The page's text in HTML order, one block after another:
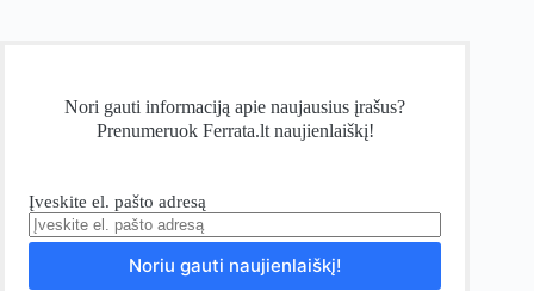
Nori gauti informaciją apie naujausius įrašus?
Prenumeruok Ferrata.lt naujienlaiškį!
Įveskite el. pašto adresą